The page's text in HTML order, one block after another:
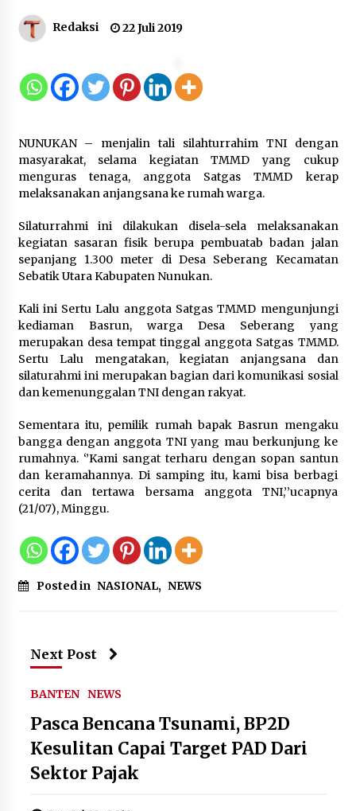
Tigaraksa, Semarakkan HUT RI
7 Agustus 2026
Lapas Banjar Tanam 200 Pohon
Cabai Dukung Program Ketahanan
Pangan
7 Agustus 2026
Tagihan Air Tanpa Pemakaian,
Terungkap Ada Transisi Panjang
Pengelolaan , Perumdam TKR
7 Agustus 2026
Sarana PAUD Diperkuat, Tangsel
Dorong Angka Partisipasi Sekolah
Terus Meningkat
7 Agustus 2026
KKM Universitas Bina Bangsa
Kelompok 83 Laksanakan
Pemasaran UMKM di Desa Cempaka
6 Agustus 2026
Kemenkum Malut Dorong
Perlindungan Hak Cipta Musik di Era
Digital, Sosialisasikan Pencatatan
Gratis dan Penguatan Royalti
Redaksi 22 Juli 2019
NUNUKAN – menjalin tali silahturrahim TNI dengan
masyarakat, selama kegiatan TMMD yang cukup
menguras tenaga, anggota Satgas TMMD kerap
melaksanakan anjangsana ke rumah warga.
Silaturrahmi ini dilakukan disela-sela melaksanakan
kegiatan sasaran fisik berupa pembuatab badan jalan
sepanjang 1.300 meter di Desa Seberang Kecamatan
Sebatik Utara Kabupaten Nunukan.
Kali ini Sertu Lalu anggota Satgas TMMD mengunjungi
kediaman Basrun, warga Desa Seberang yang
merupakan desa tempat tinggal anggota Satgas TMMD.
Sertu Lalu mengatakan, kegiatan anjangsana dan
silaturahmi ini merupakan bagian dari komunikasi sosial
dan kemenunggalan TNI dengan rakyat.
Sementara itu, pemilik rumah bapak Basrun mengaku
bangga dengan anggota TNI yang mau berkunjung ke
rumahnya. ‘’Kami sangat terharu dengan sopan santun
dan keramahannya. Di samping itu, kami bisa berbagi
cerita dan tertawa bersama anggota TNI,’’ucapnya
(21/07), Minggu.
Posted in NASIONAL, NEWS
Next Post
BANTEN NEWS
Pasca Bencana Tsunami, BP2D
Kesulitan Capai Target PAD Dari
Sektor Pajak